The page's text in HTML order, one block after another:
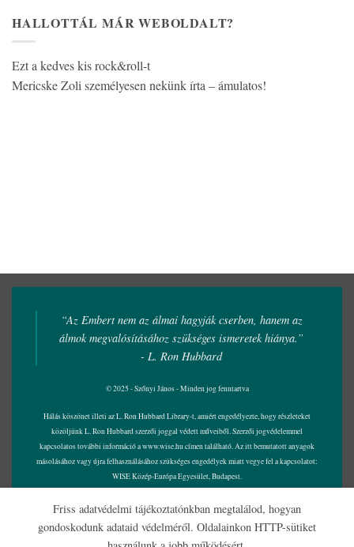
HALLOTTÁL MÁR WEBOLDALT?
Ezt a kedves kis rock&roll-t
Mericske Zoli személyesen nekünk írta – ámulatos!
“Az Embert nem az álmai hagyják cserben, hanem az
álmok megvalósításához szükséges ismeretek hiánya.”
- L. Ron Hubbard
© 2025 - Szőnyi János - Minden jog fenntartva
Hálás köszönet illeti az L. Ron Hubbard Library-t, amiért engedélyezte, hogy részleteket
közöljünk L. Ron Hubbard szerzői joggal védett műveiből. Szerzői jogvédelemmel
kapcsolatos további információ awww.wise.hucímen található. Az itt bemutatott anyagok
másolásához vagy újra felhasználásához szükséges engedélyek miatt vegye fel a kapcsolatot:
WISE Közép-Európa Egyesület, Budapest.
Friss adatvédelmi tájékoztatónkban megtalálod, hogyan
gondoskodunk adataid védelméről. Oldalainkon HTTP-sütiket